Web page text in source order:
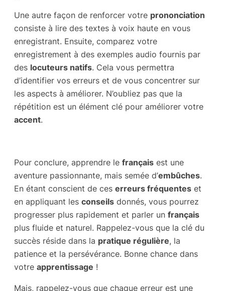
Une autre façon de renforcer votre prononciation
consiste à lire des textes à voix haute en vous
enregistrant. Ensuite, comparez votre
enregistrement à des exemples audio fournis par
des locuteurs natifs. Cela vous permettra
d’identifier vos erreurs et de vous concentrer sur
les aspects à améliorer. N’oubliez pas que la
répétition est un élément clé pour améliorer votre
accent.
Pour conclure, apprendre le français est une
aventure passionnante, mais semée d’embûches.
En étant conscient de ces erreurs fréquentes et
en appliquant les conseils donnés, vous pourrez
progresser plus rapidement et parler un français
plus fluide et naturel. Rappelez-vous que la clé du
succès réside dans la pratique régulière, la
patience et la persévérance. Bonne chance dans
votre apprentissage !
Mais, rappelez-vous que chaque erreur est une